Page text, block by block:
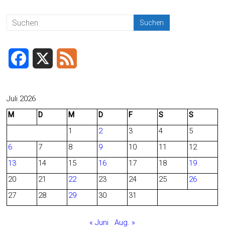
ok
c
b
o
Juli 2026
M
D M D F S
S
1
2 3 4
5
6
7 8 9 10 11
12
13
14 15 16 17 18
19
20
21 22 23 24 25
26
27
28 29 30 31
« Juni Aug. »